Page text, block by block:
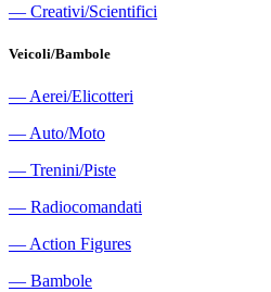
― Creativi/Scientifici
Veicoli/Bambole
― Aerei/Elicotteri
― Auto/Moto
― Trenini/Piste
― Radiocomandati
― Action Figures
― Bambole